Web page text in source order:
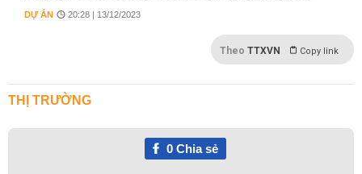
DỰ ÁN 20:28 | 13/12/2023
Theo TTXVN Copy link
THỊ TRƯỜNG
0Chia sẻ